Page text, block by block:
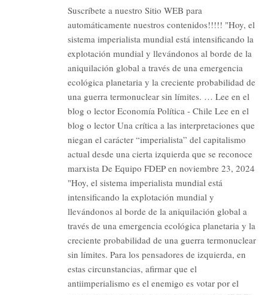
Suscríbete a nuestro Sitio WEB para
automáticamente nuestros contenidos!!!!! "Hoy, el
sistema imperialista mundial está intensificando la
explotación mundial y llevándonos al borde de la
aniquilación global a través de una emergencia
ecológica planetaria y la creciente probabilidad de
una guerra termonuclear sin límites. … Lee en el
blog o lector Economía Política - Chile Lee en el
blog o lector Una crítica a las interpretaciones que
niegan el carácter “imperialista” del capitalismo
actual desde una cierta izquierda que se reconoce
marxista De Equipo FDEP en noviembre 23, 2024
"Hoy, el sistema imperialista mundial está
intensificando la explotación mundial y
llevándonos al borde de la aniquilación global a
través de una emergencia ecológica planetaria y la
creciente probabilidad de una guerra termonuclear
sin límites. Para los pensadores de izquierda, en
estas circunstancias, afirmar que el
antiimperialismo es el enemigo es votar por el